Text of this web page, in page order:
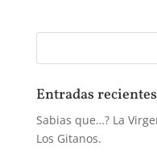
Entradas recientes
Sabias que…? La
Los Gitanos.